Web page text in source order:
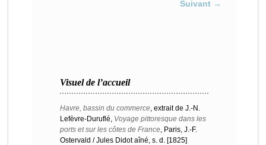
Suivant →
Visuel de l’accueil
Havre, bassin du commerce, extrait de J.-N.
Lefèvre-Duruflé, Voyage pittoresque dans les
ports et sur les côtes de France, Paris, J.-F.
Ostervald / Jules Didot aîné, s. d. [1825]